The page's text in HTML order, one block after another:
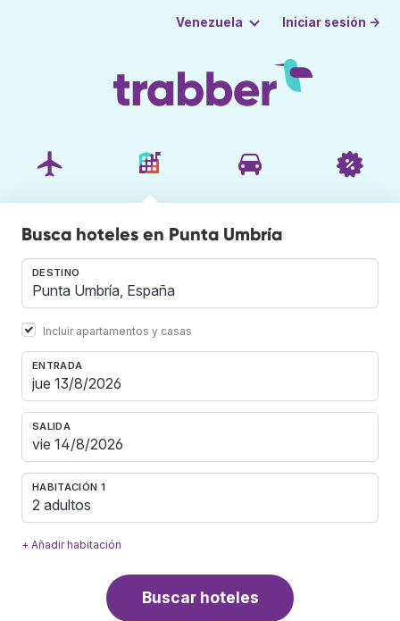
Venezuela Iniciar sesión →
Busca hoteles en Punta Umbría
DESTINO
Incluir apartamentos y casas
ENTRADA
SALIDA
HABITACIÓN 1
2 adultos
+ Añadir habitación
Buscar hoteles